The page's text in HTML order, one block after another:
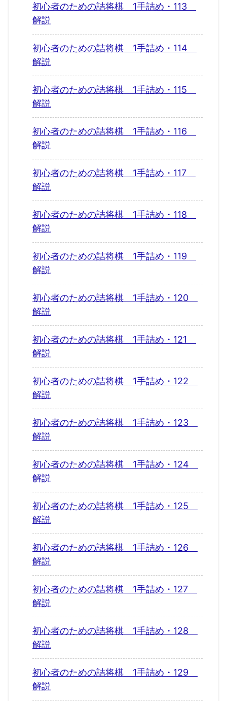
初心者のための詰将棋 1手詰め・113
解説
初心者のための詰将棋 1手詰め・114
解説
初心者のための詰将棋 1手詰め・115
解説
初心者のための詰将棋 1手詰め・116
解説
初心者のための詰将棋 1手詰め・117
解説
初心者のための詰将棋 1手詰め・118
解説
初心者のための詰将棋 1手詰め・119
解説
初心者のための詰将棋 1手詰め・120
解説
初心者のための詰将棋 1手詰め・121
解説
初心者のための詰将棋 1手詰め・122
解説
初心者のための詰将棋 1手詰め・123
解説
初心者のための詰将棋 1手詰め・124
解説
初心者のための詰将棋 1手詰め・125
解説
初心者のための詰将棋 1手詰め・126
解説
初心者のための詰将棋 1手詰め・127
解説
初心者のための詰将棋 1手詰め・128
解説
初心者のための詰将棋 1手詰め・129
解説